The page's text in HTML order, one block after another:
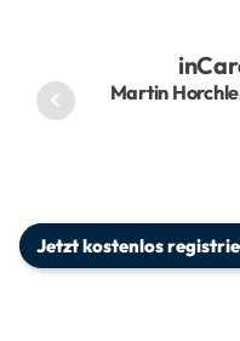
Martin
Jetzt kostenlos